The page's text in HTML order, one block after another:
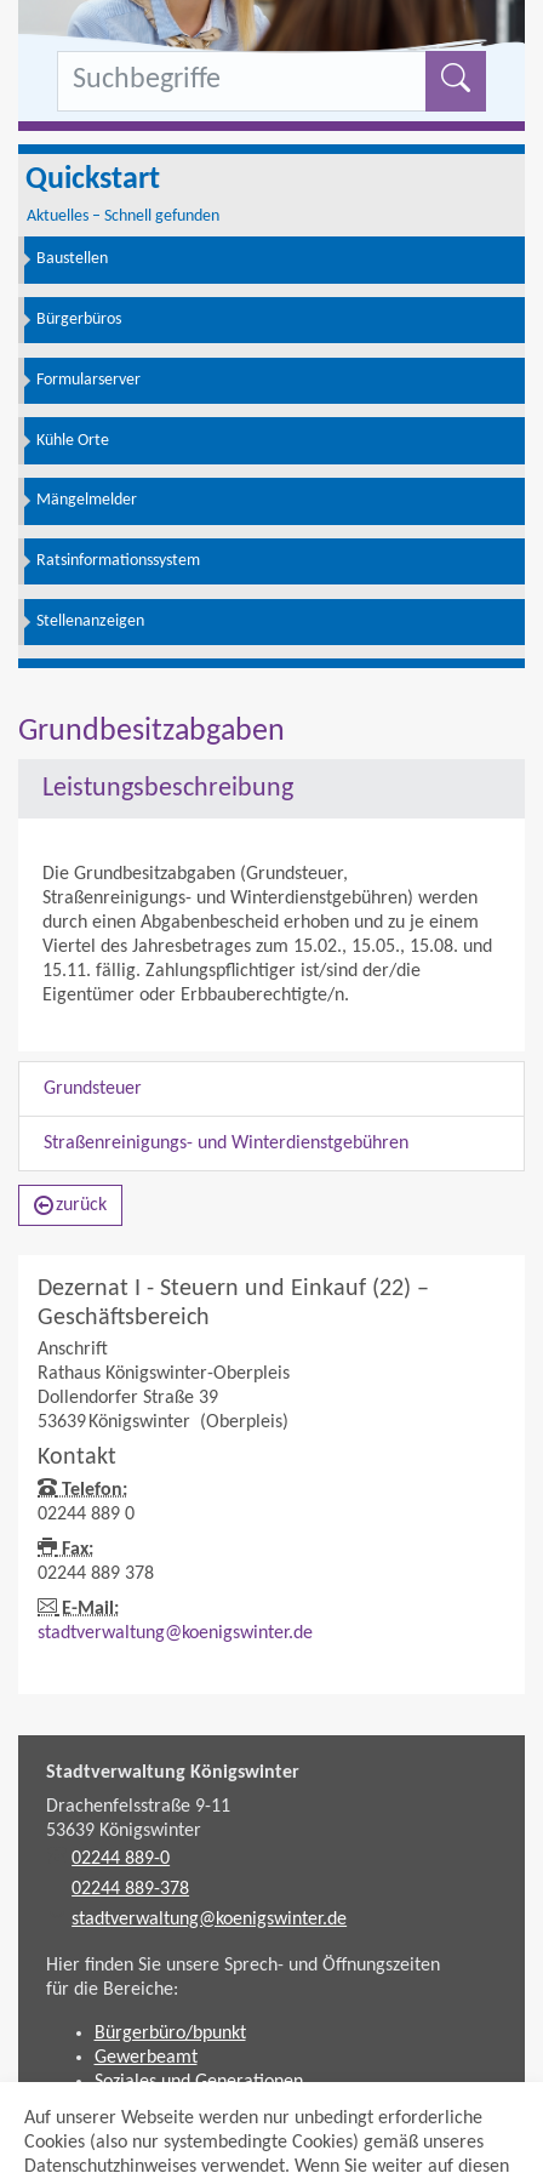
Auf unserer Webseite werden nur unbedingt erforderliche
Cookies (also nur systembedingte Cookies) gemäß unseres
Datenschutzhinweises verwendet. Wenn Sie weiter auf diesen
Quickstart
Aktuelles – Schnell gefunden
Baustellen
Bürgerbüros
Formularserver
Kühle Orte
Mängelmelder
Ratsinformationssystem
Stellenanzeigen
Grundbesitzabgaben
Leistungsbeschreibung
Die Grundbesitzabgaben (Grundsteuer,
Straßenreinigungs- und Winterdienstgebühren) werden
durch einen Abgabenbescheid erhoben und zu je einem
Viertel des Jahresbetrages zum 15.02., 15.05., 15.08. und
15.11. fällig. Zahlungspflichtiger ist/sind der/die
Eigentümer oder Erbbauberechtigte/n.
Grundsteuer
Straßenreinigungs- und Winterdienstgebühren
zurück
Dezernat I - Steuern und Einkauf (22) –
Geschäftsbereich
Anschrift
Rathaus Königswinter-Oberpleis
Dollendorfer Straße 39
53639 Königswinter (Oberpleis)
Kontakt
Telefon:
02244 889 0
Fax:
02244 889 378
E-Mail:
stadtverwaltung@koenigswinter.de
Stadtverwaltung Königswinter
Drachenfelsstraße 9-11
53639Königswinter
02244 889-0
02244 889-378
stadtverwaltung@koenigswinter.de
Hier finden Sie unsere Sprech- und Öffnungszeiten
für die Bereiche:
Bürgerbüro/bpunkt
Gewerbeamt
Soziales und Generationen
Standesamt
Friedhofsverwaltung
Planen und Bauen (Bauamt)